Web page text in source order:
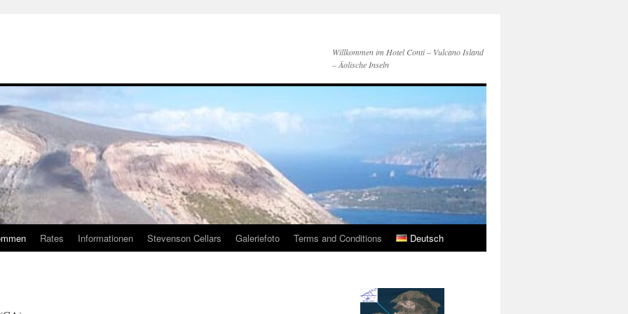
Willkommen im Hotel Conti – Vulcano Island
– Äolische Inseln
Rates Informationen Stevenson Cellars Galeriefoto Terms and Conditions Deutsch